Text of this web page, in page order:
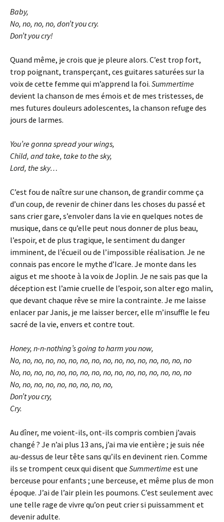
Baby,
No, no, no, no, don’t you cry.
Don’t you cry!
Quand même, je crois que je pleure alors. C’est trop fort,
trop poignant, transperçant, ces guitares saturées sur la
voix de cette femme qui m’apprend la foi. Summertime
devient la chanson de mes émois et de mes tristesses, de
mes futures douleurs adolescentes, la chanson refuge des
jours de larmes.
You’re gonna spread your wings,
Child, and take, take to the sky,
Lord, the sky…
C’est fou de naître sur une chanson, de grandir comme ça
d’un coup, de revenir de chiner dans les choses du passé et
sans crier gare, s’envoler dans la vie en quelques notes de
musique, dans ce qu’elle peut nous donner de plus beau,
l’espoir, et de plus tragique, le sentiment du danger
imminent, de l’écueil ou de l’impossible réalisation. Je ne
connais pas encore le mythe d’Icare. Je monte dans les
aigus et me shoote à la voix de Joplin. Je ne sais pas que la
déception est l’amie cruelle de l’espoir, son alter ego malin,
que devant chaque rêve se mire la contrainte. Je me laisse
enlacer par Janis, je me laisser bercer, elle m’insuffle le feu
sacré de la vie, envers et contre tout.
Honey, n-n-nothing’s going to harm you now,
No, no, no, no, no, no, no, no, no, no, no, no, no, no, no, no
No, no, no, no, no, no, no, no, no, no, no, no, no, no, no, no
No, no, no, no, no, no, no, no, no,
Don’t you cry,
Cry.
Au dîner, me voient-ils, ont-ils compris combien j’avais
changé ? Je n’ai plus 13 ans, j’ai ma vie entière ; je suis née
au-dessus de leur tête sans qu’ils en devinent rien. Comme
ils se trompent ceux qui disent que Summertimeest une
berceuse pour enfants ; une berceuse, et même plus de mon
époque. J’ai de l’air plein les poumons. C’est seulement avec
une telle rage de vivre qu’on peut crier si puissamment et
devenir adulte.